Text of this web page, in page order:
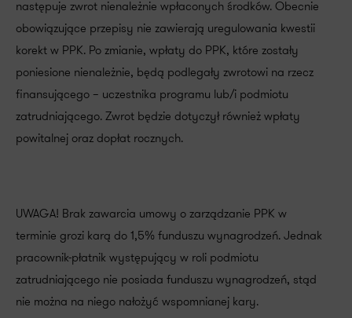
następuje zwrot nienależnie wpłaconych środków. Obecnie
obowiązujące przepisy nie zawierają uregulowania kwestii
korekt w PPK. Po zmianie, wpłaty do PPK, które zostały
poniesione nienależnie, będą podlegały zwrotowi na rzecz
finansującego – uczestnika programu lub/i podmiotu
zatrudniającego. Zwrot będzie dotyczył również wpłaty
powitalnej oraz dopłat rocznych.
UWAGA! Brak zawarcia umowy o zarządzanie PPK w
terminie grozi karą do 1,5% funduszu wynagrodzeń. Jednak
pracownik-płatnik występujący w roli podmiotu
zatrudniającego nie posiada funduszu wynagrodzeń, stąd
nie można na niego nałożyć wspomnianej kary.